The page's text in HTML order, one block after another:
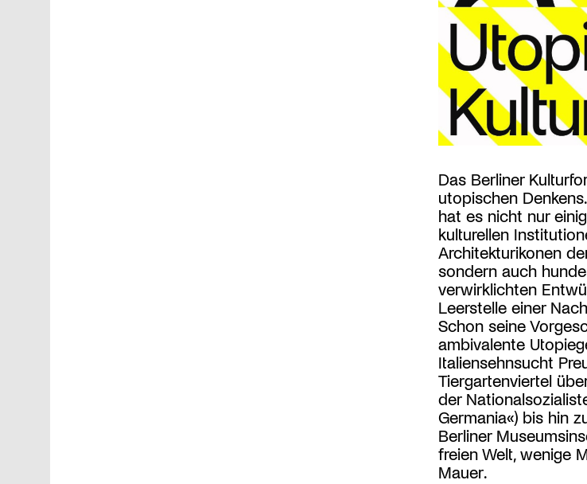
Das Berliner
utopischen
hat es nicht nur
kulturellen
Architekturikonen
sondern auch
verwirklichten
Leerstelle einer
Schon seine
ambivalente
Italiensehnsucht
Tiergartenviertel
der
Germania«) bis hin
Berliner
freien Welt, wenige
Mauer.